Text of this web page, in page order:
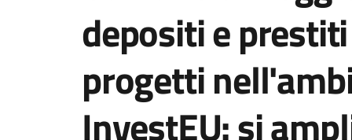
depositi e
progetti
InvestEU: si